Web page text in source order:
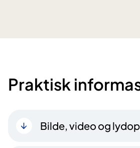
Praktisk
Bilde, video og